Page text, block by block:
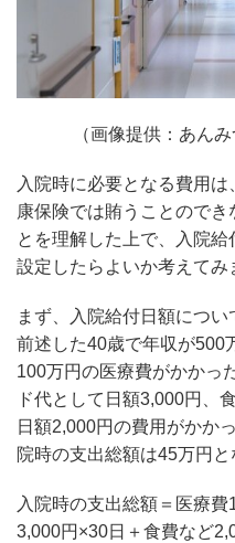
（画像提供：あん
入院時に必要となる費用
康保険では賄うことので
とを理解した上で、入院
設定したらよいか考えてみ
まず、入院給付日額につい
前述した40歳で年収が500
100万円の医療費がかかっ
ド代として日額3,000円、
日額2,000円の費用がかか
院時の支出総額は45万円と
入院時の支出総額＝医療
3,000円×30日＋食費など